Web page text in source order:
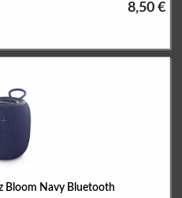
8,50 €
Bloom Navy Bluetooth